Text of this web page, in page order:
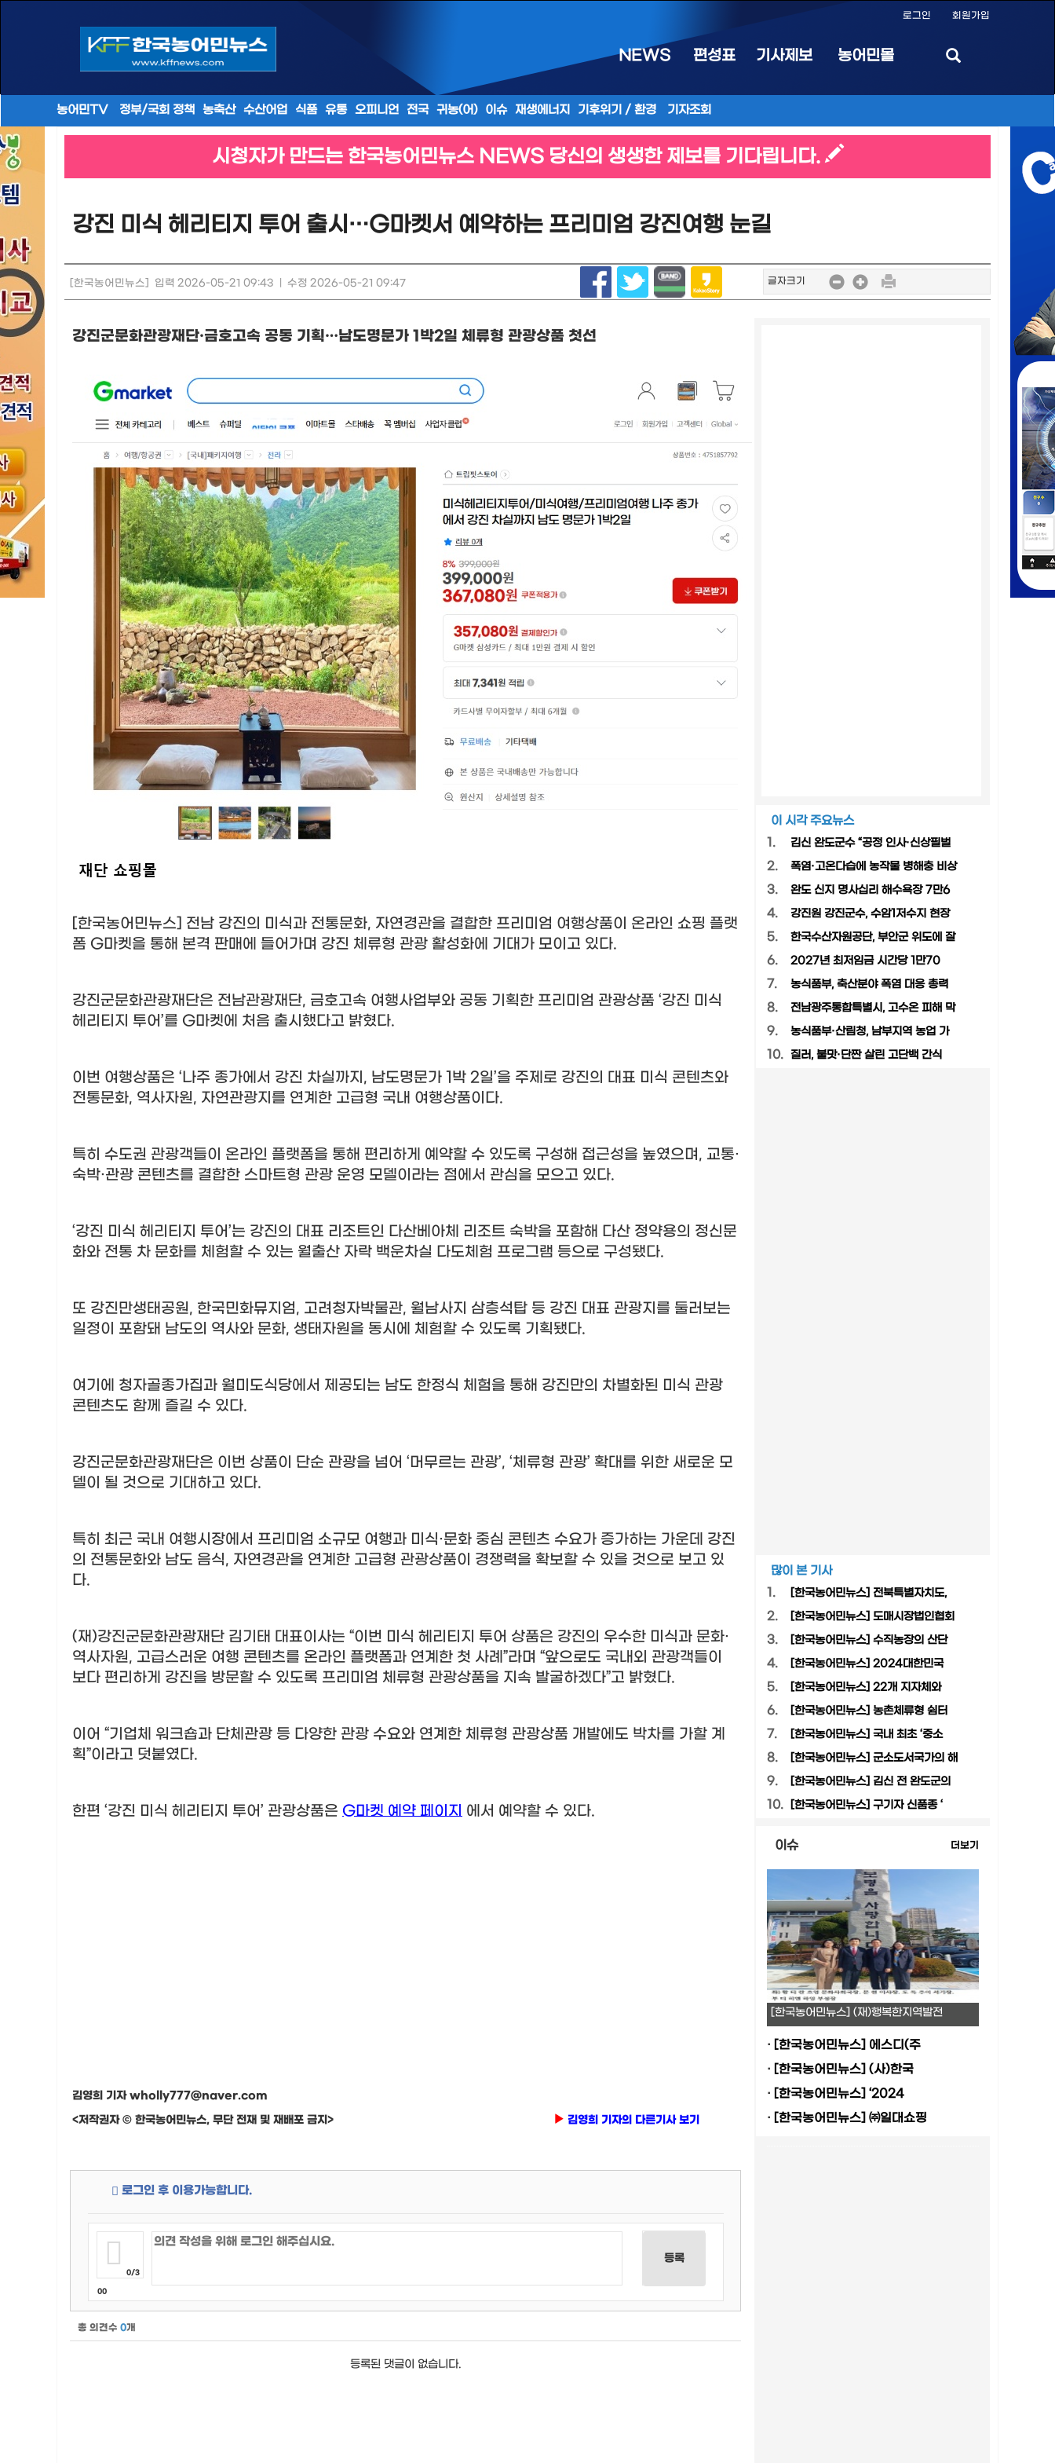
로그인 회원가입
NEWS 편성표 기사제보 농어민몰
농어민TV 정부/국회 정책 농축산 수산어업 식품 유통 오피니언 전국 귀농(어) 이슈 재생에너지 기후위기 / 환경 기자조회
시청자가 만드는 한국농어민뉴스 NEWS 당신의 생생한 제보를 기다립니다.
강진 미식 헤리티지 투어 출시…G마켓서 예약하는 프리미엄 강진여행 눈길
[한국농어민뉴스] 입력 2026-05-21 09:43 수정 2026-05-21 09:47 글자크기
강진군문화관광재단·금호고속 공동 기획…남도명문가 1 박2일 체류형 관광상품 첫선
[한국농어민뉴스] 전남 강진의 미식과 전통문화, 자연경관을 결합한 프리미엄 여행상품이 온라인 쇼핑 플랫
폼 G마켓을 통해 본격 판매에 들어가며 강진 체류형 관광 활성화에 기대가 모이고 있다.
강진군문화관광재단은 전남관광재단, 금호고속 여행사업부와 공동 기획한 프리미엄 관광상품 ‘강진 미식
헤리티지 투어’를 G마켓에 처음 출시했다고 밝혔다.
이번 여행상품은 ‘나주 종가에서 강진 차실까지 , 남도명문가 1 박 2일’을 주제로 강진의 대표 미식 콘텐츠와
전통문화, 역사자원, 자연관광지를 연계한 고급형 국내 여행상품이다.
특히 수도권 관광객들이 온라인 플랫폼을 통해 편리하게 예약할 수 있도록 구성해 접근성을 높였으며, 교통·
숙박·관광 콘텐츠를 결합한 스마트형 관광 운영 모델이라는 점에서 관심을 모으고 있다.
‘강진 미식 헤리티지 투어’는 강진의 대표 리조트인 다산베아체 리조트 숙박을 포함해 다산 정약용의 정신문
화와 전통 차 문화를 체험할 수 있는 월출산 자락 백운차실 다도체험 프로그램 등으로 구성됐다.
또 강진만생태공원, 한국민화뮤지엄, 고려청자박물관, 월남사지 삼층석탑 등 강진 대표 관광지를 둘러보는
일정이 포함돼 남도의 역사와 문화, 생태자원을 동시에 체험할 수 있도록 기획됐다.
여기에 청자골종가집과 월미도식당에서 제공되는 남도 한정식 체험을 통해 강진만의 차별화된 미식 관광
콘텐츠도 함께 즐길 수 있다.
강진군문화관광재단은 이번 상품이 단순 관광을 넘어 ‘머무르는 관광’, ‘체류형 관광’ 확대를 위한 새로운 모
델이 될 것으로 기대하고 있다.
특히 최근 국내 여행시장에서 프리미엄 소규모 여행과 미식·문화 중심 콘텐츠 수요가 증가하는 가운데 강진
의 전통문화와 남도 음식, 자연경관을 연계한 고급형 관광상품이 경쟁력을 확보할 수 있을 것으로 보고 있
다.
(재)강진군문화관광재단 김기태 대표이사는 “이번 미식 헤리티지 투어 상품은 강진의 우수한 미식과 문화·
역사자원, 고급스러운 여행 콘텐츠를 온라인 플랫폼과 연계한 첫 사례 ”라며 “앞으로도 국내외 관광객들이
보다 편리하게 강진을 방문할 수 있도록 프리미엄 체류형 관광상품을 지속 발굴하겠다”고 밝혔다.
이어 “기업체 워크숍과 단체관광 등 다양한 관광 수요와 연계한 체류형 관광상품 개발에도 박차를 가할 계
획”이라고 덧붙였다.
한편 ‘강진 미식 헤리티지 투어’ 관광상품은 G마켓 예약 페이지 에서 예약할 수 있다.
김영희 기자 wholly777@naver.com
<저작권자 © 한국농어민뉴스, 무단 전재 및 재배포 금지>
김영희 기자의 다른기사 보기
로그인 후 이용가능합니다.
0/3
00
등록
총 의견수 0개
등록된 댓글이 없습니다.
이 시각 주요뉴스
1.
김신 완도군수 “공정 인사·신상필벌
2. 폭염·고온다습에 농작물 병해충 비상
3. 완도 신지 명사십리 해수욕장 7만6
4. 강진원 강진군수, 수암1저수지 현장
5. 한국수산자원공단, 부안군 위도에 잘
6. 2027년 최저임금 시간당 1만70
7. 농식품부, 축산분야 폭염 대응 총력
8. 전남광주통합특별시, 고수온 피해 막
9. 농식품부·산림청, 남부지역 농업 가
10. 질러, 불맛·단짠 살린 고단백 간식
많이 본 기사
1.
[한국농어민뉴스] 전북특별자치도,
2. [한국농어민뉴스] 도매시장법인협회
3. [한국농어민뉴스] 수직농장의 산단
4. [한국농어민뉴스] 2024대한민국
5. [한국농어민뉴스] 22개 지자체와
6. [한국농어민뉴스] 농촌체류형 쉼터
7. [한국농어민뉴스] 국내 최초 ‘중소
8. [한국농어민뉴스] 군소도서국가의 해
9. [한국농어민뉴스] 김신 전 완도군의
10. [한국농어민뉴스] 구기자 신품종 ‘
이슈 더보기
[한국농어민뉴스] (재)행복한지역발전
· [한국농어민뉴스] 에스디(주
· [한국농어민뉴스] (사)한국
· [한국농어민뉴스] ‘2024
· [한국농어민뉴스] ㈜일대쇼핑